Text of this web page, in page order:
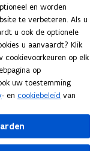
en worden
te verbeteren. Als u
u ook de optionele
u aanvaardt? Klik
cookievoorkeuren op elk
op
uw toestemming
- en cookiebeleid van